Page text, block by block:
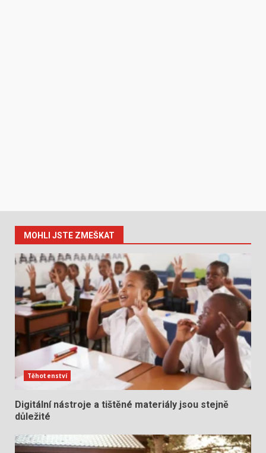
MOHLI JSTE ZMEŠKAT
Těhotenství
Digitální nástroje a tištěné materiály jsou stejně
důležité